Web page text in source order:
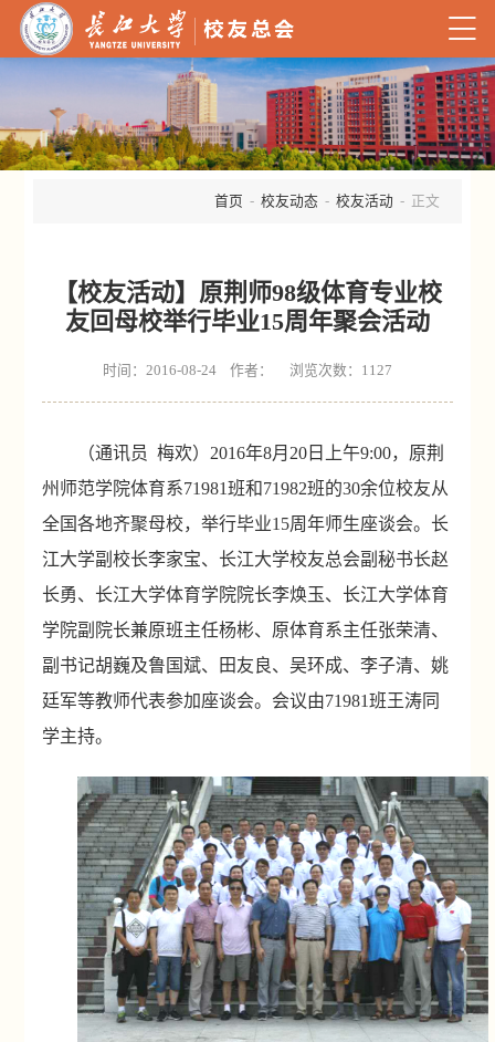
首页 - 校友动态 - 校友活动 - 正文
【校友活动】原荆师98级体育专业校
友回母校举行毕业15周年聚会活动
时间：2016-08-24 作者： 浏览次数： 1127
（通讯员 梅欢） 2016年8月 20 日上午9:00，原荆
州师范学院体育系71981班和71982班的30余位校友从
全国各地齐聚母校，举行毕业15周年师生座谈会。长
江大学副校长李家宝、长江大学校友总会副秘书长赵
长勇、长江大学体育学院院长李焕玉、长江大学体育
学院副院长兼原班主任杨彬、原体育系主任张荣清、
副书记胡巍及鲁国斌、田友良、吴环成、李子清、姚
廷军等教师代表参加座谈会。会议由71981班王涛同
学主持。